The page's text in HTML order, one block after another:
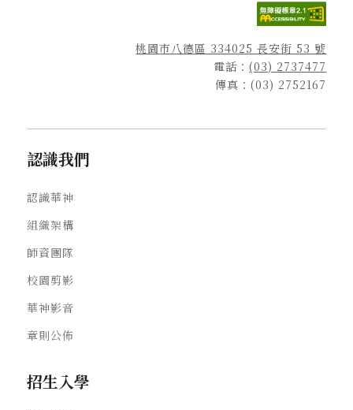
桃園市八德區 334025 長安街 53 號
電話：(03) 2737477
傳真：(03) 2752167
認識我們
認識華神
組織架構
師資團隊
校園剪影
華神影音
章則公佈
招生入學